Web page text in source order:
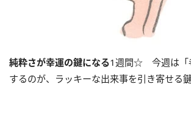
純粋さが幸運の鍵になる1週間☆ 今週は「
するのが、ラッキーな出来事を引き寄せる